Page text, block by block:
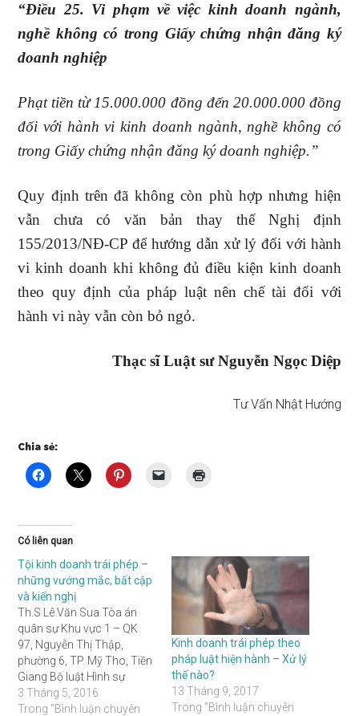
“Điều 25. Vi phạm về việc kinh doanh ngành,
nghề không có trong Giấy chứng nhận đăng ký
doanh nghiệp
Phạt tiền từ 15.000.000 đồng đến 20.000.000 đồng
đối với hành vi kinh doanh ngành, nghề không có
trong Giấy chứng nhận đăng ký doanh nghiệp.”
Quy định trên đã không còn phù hợp nhưng hiện
vẫn chưa có văn bản thay thế Nghị định
155/2013/NĐ-CP để hướng dẫn xử lý đối với hành
vi kinh doanh khi không đủ điều kiện kinh doanh
theo quy định của pháp luật nên chế tài đối với
hành vi này vẫn còn bỏ ngỏ.
Thạc sĩ Luật sư Nguyễn Ngọc Diệp
Tư Vấn Nhật Hướng
Chia sẻ:
Có liên quan
Tội kinh doanh trái phép –
những vướng mắc, bất cập
và kiến nghị
Th.S Lê Văn Sua Tòa án
quân sự Khu vực 1 – QK
97, Nguyễn Thị Thập,
phường 6, TP. Mỹ Tho, Tiền
Giang Bộ luật Hình sự
(BLHS) năm 1999 được
ban hành và có hiệu lực từ
3 Tháng 5, 2016
Trong "Bình luận chuyên
Kinh doanh trái phép theo
pháp luật hiện hành – Xử lý
thế nào?
13 Tháng 9, 2017
Trong "Bình luận chuyên